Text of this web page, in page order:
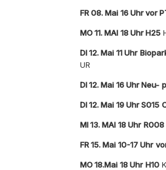
FR 08. Mai 16 Uhr vor
MO 11. MAI 18 Uhr H25
DI 12. Mai 11 Uhr
UR
DI 12. Mai 16 Uhr Neu-
DI 12. Mai 19 Uhr S015
MI 13. MAI 18 Uhr R008
FR 15. Mai 10-17 Uhr
MO 18.Mai 18 Uhr H10